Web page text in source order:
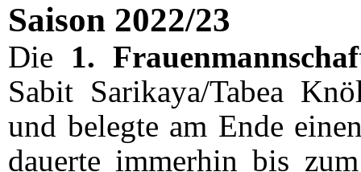
Saison 2022/23
Die 1.
Sabit Sarikaya/Tabea
und belegte am Ende
dauerte immerhin bis